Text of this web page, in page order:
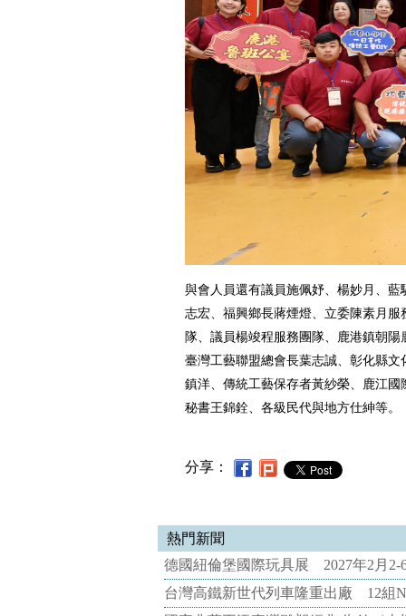
與會人員還有議員施佩妤、楊妙月、
志宏、福興鄉長蔣煙燈、立委陳素月
隊、議員楊竣程服務團隊、鹿港鎮朝
臺灣工藝聯盟總會長葉志誠、彰化縣
鎮洋、傳統工藝保存者黃紗榮、鹿江
秘書王錦銓、各級民代與地方仕紳等。
分享：
熱門新聞
德國紐倫堡國際玩具展 2027年2月2-
台灣高鐵新世代列車隆重出廠 12組